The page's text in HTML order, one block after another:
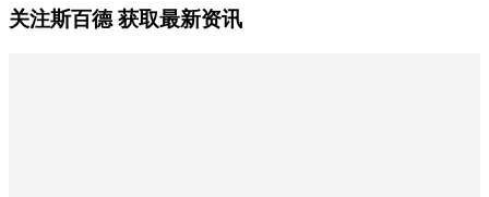
关注斯百德 获取最新资讯